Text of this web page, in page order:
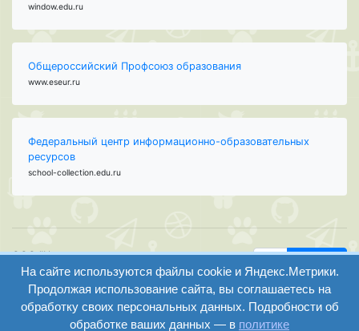
window.edu.ru
Общероссийский Профсоюз образования
www.eseur.ru
Федеральный центр информационно-образовательных
ресурсов
school-collection.edu.ru
ООО "Центр
образования и
консалтинга"
Волгоград 2008-
2026
вход
регистрация
Версия
сайта для
На сайте используются файлы cookie и Яндекс.Метрики.
Продолжая использование сайта, вы соглашаетесь на
обработку своих персональных данных. Подробности об
обработке ваших данных — в политике